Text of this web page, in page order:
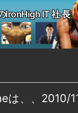
IronHigh IT 社 長
は、、2010/